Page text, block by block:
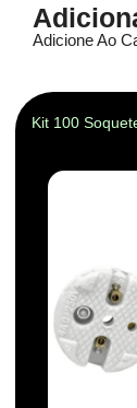
Adicione Ao
Kit 100